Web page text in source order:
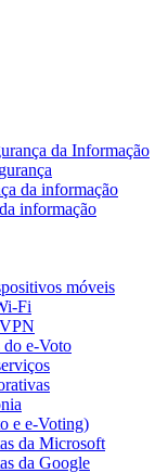
da Informação
da informação
informação
móveis
Fi
do e-Voto
e e-Voting)
da Microsoft
da Google